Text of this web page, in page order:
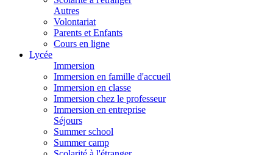
Autres
Volontariat
Parents et Enfants
Cours en ligne
Lycée
Immersion
Immersion en famille d'accueil
Immersion en classe
Immersion chez le professeur
Immersion en entreprise
Séjours
Summer school
Summer camp